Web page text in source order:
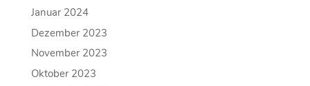
Januar 2024
Dezember 2023
November 2023
Oktober 2023